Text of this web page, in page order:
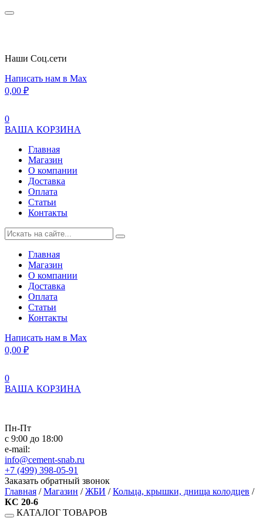
Наши Cоц.сети
Написать нам в Max
0,00 ₽
0
ВАША КОРЗИНА
Главная
Магазин
О компании
Доставка
Оплата
Статьи
Контакты
Главная
Магазин
О компании
Доставка
Оплата
Статьи
Контакты
Написать нам в Max
0,00 ₽
0
ВАША КОРЗИНА
Пн-Пт
с 9:00 до 18:00
e-mail:
info@cement-snab.ru
+7 (499) 398-05-91
Заказать обратный звонок
Главная /Магазин /ЖБИ /Кольца, крышки, днища колодцев /
КС 20-6
КАТАЛОГ ТОВАРОВ